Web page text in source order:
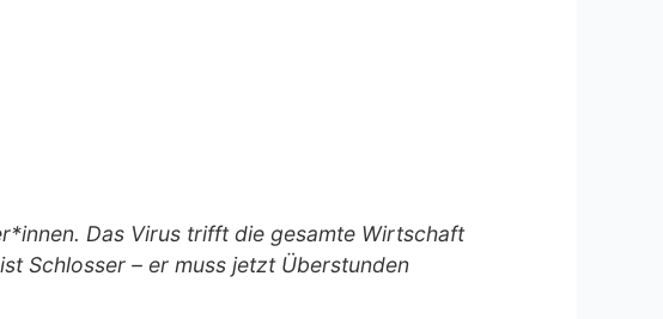
Das Virus trifft die gesamte Wirtschaft
Schlosser – er muss jetzt Überstunden